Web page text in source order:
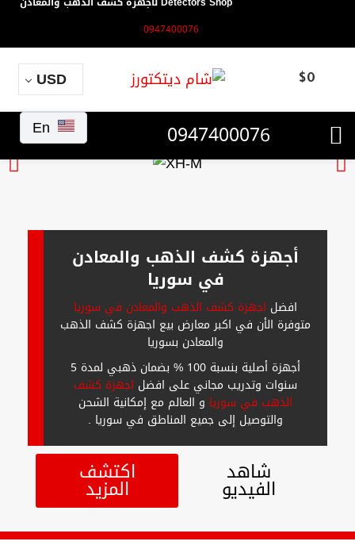
0947400076
$0
USD
0947400076
En
أجهزة كشف الذهب والمعادن
في سوريا
افضل اجهزة كشف الذهب والمعادن في سوريا
متوفرة الأن في اكبر معارض بيع اجهزة كشف الذهب
والمعادن بسوريا
أجهزة أصلية بنسبة 100 % بضمان ذهبي لمدة 5
سنوات وتدريب مجاني على افضل اجهزة كشف
الذهب في سوريا و العالم مع إمكانية الشحن
والتوصيل إلى جميع المناطق في سوريا .
اكتشف
المزيد
شاهد
الفيديو